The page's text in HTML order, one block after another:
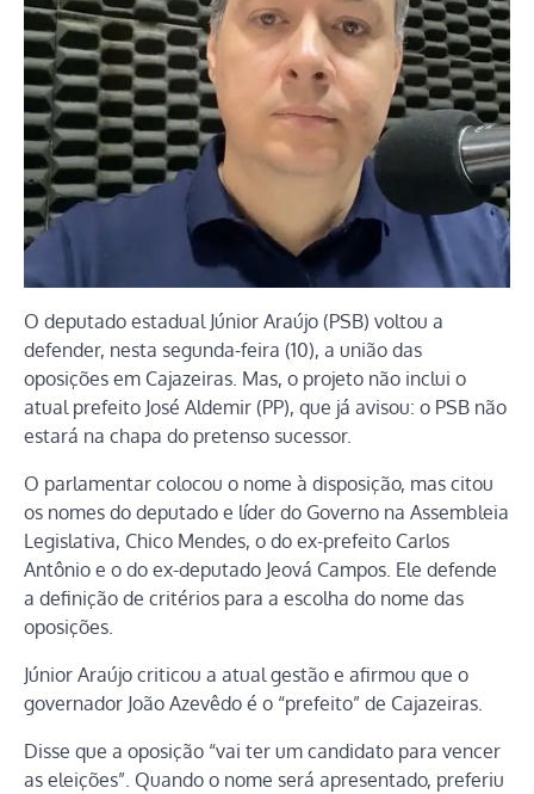
O deputado estadual Júnior Araújo (PSB) voltou a
defender, nesta segunda-feira (10), a união das
oposições em Cajazeiras. Mas, o projeto não inclui o
atual prefeito José Aldemir (PP), que já avisou: o PSB não
estará na chapa do pretenso sucessor.
O parlamentar colocou o nome à disposição, mas citou
os nomes do deputado e líder do Governo na Assembleia
Legislativa, Chico Mendes, o do ex-prefeito Carlos
Antônio e o do ex-deputado Jeová Campos. Ele defende
a definição de critérios para a escolha do nome das
oposições.
Júnior Araújo criticou a atual gestão e afirmou que o
governador João Azevêdo é o “prefeito” de Cajazeiras.
Disse que a oposição “vai ter um candidato para vencer
as eleições”. Quando o nome será apresentado, preferiu